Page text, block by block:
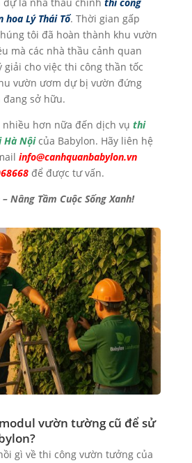
Lý Thái Tổ. Thời gian gấp
tôi đã hoàn thành khu vườn
mà các nhà thầu cảnh quan
giải cho việc thi công thần tốc
vườn ươm dự bị vườn đứng
đang sở hữu.
hơn nữa đến dịch vụ thi
Hà Nộicủa Babylon. Hãy liên hệ
info@canhquanbabylon.vn
để được tư vấn.
Nâng Tầm Cuộc Sống Xanh!
vườn tường cũ để sử
gì về thi công vườn tưởng của